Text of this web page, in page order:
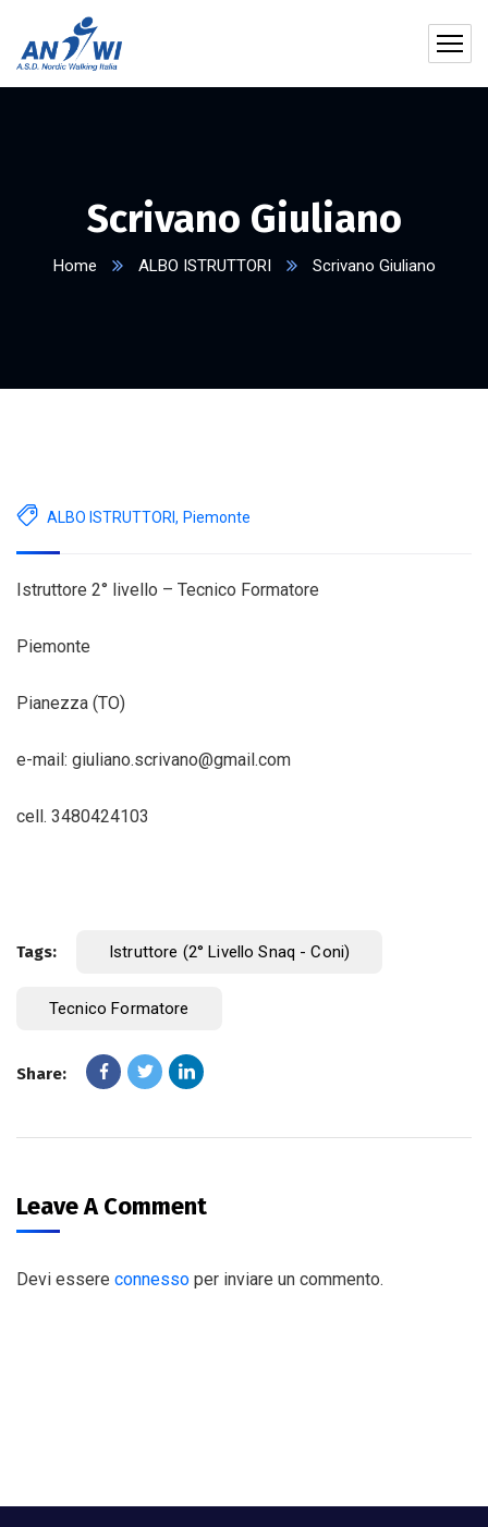
Scrivano Giuliano
Home ALBO ISTRUTTORI Scrivano Giuliano
ALBO ISTRUTTORI, Piemonte
Istruttore 2° livello – Tecnico Formatore
Piemonte
Pianezza (TO)
e-mail: giuliano.scrivano@gmail.com
cell. 3480424103
Tags: Istruttore (2° Livello Snaq - Coni)
Tecnico Formatore
Share:
Leave A Comment
Devi essere connesso per inviare un commento.